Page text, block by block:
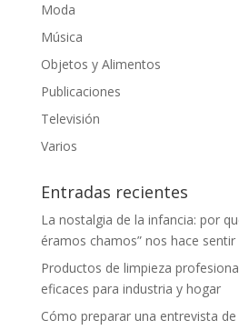
Moda
Música
Objetos y Alimentos
Publicaciones
Televisión
Varios
Entradas recientes
La nostalgia de la infancia: por
éramos chamos” nos hace
Productos de limpieza
eficaces para industria y hogar
Cómo preparar una entrevista